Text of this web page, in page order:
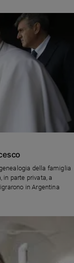
della famiglia
in parte privata, a
in Argentina